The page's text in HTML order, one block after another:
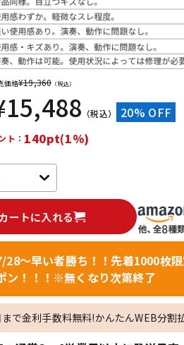
ィン 配信/ライブ
機器
価格¥19,360 （税込）
15,488 （税込） 20% OFF
ト： 140pt(1%)
ートに入れる
28～早い者勝ち！！先着1000枚
ン！！！※無くなり次第終了
で金利手数料無料!かんたんWEB分割